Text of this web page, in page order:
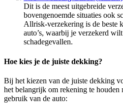
Dit is de meest uitgebreide
bovengenoemde situaties ook
Allrisk-verzekering is de beste
auto’s, waarbij je verzekerd
schadegevallen.
Hoe kies je de juiste dekking?
Bij het kiezen van de juiste dekking
het belangrijk om rekening te houden
gebruik van de auto: